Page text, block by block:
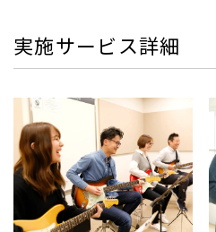
実施サービス詳細